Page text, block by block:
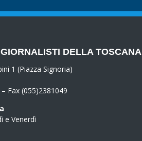
DELLA TOSCANA
1 (Piazza Signoria)
Fax (055)2381049
e Venerdì